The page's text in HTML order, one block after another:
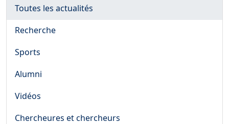
Toutes les actualités
Recherche
Sports
Alumni
Vidéos
Chercheures et chercheurs